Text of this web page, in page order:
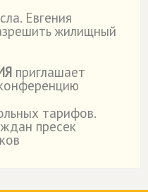
Евгения
жилищный
приглашает
тарифов.
пресек